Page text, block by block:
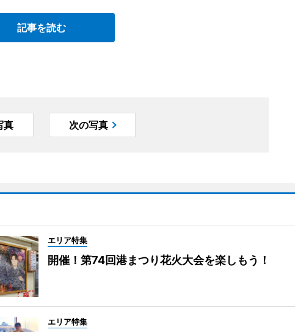
記事を読む
真 次の写真
エリア特集
開催！第74回港まつり花火大会を楽しもう！
エリア特集